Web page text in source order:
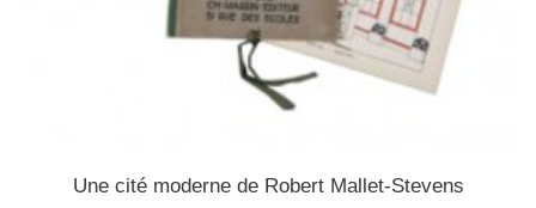
Une cité moderne de Robert Mallet-Stevens